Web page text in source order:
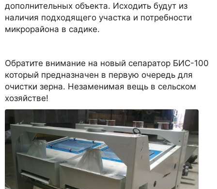
дополнительных объекта. Исходить будут из
наличия подходящего участка и потребности
микрорайона в садике.
Обратите внимание на новый сепаратор БИС-100
который предназначен в первую очередь для
очистки зерна. Незаменимая вещь в сельском
хозяйстве!